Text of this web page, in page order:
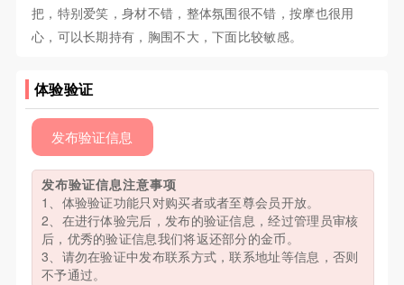
把，特别爱笑，身材不错，整体氛围很不错，按摩也很用
心，可以长期持有，胸围不大，下面比较敏感。
体验验证
发布验证信息
发布验证信息注意事项
1、体验验证功能只对购买者或者至尊会员开放。
2、在进行体验完后，发布的验证信息，经过管理员审核
后，优秀的验证信息我们将返还部分的金币。
3、请勿在验证中发布联系方式，联系地址等信息，否则
不予通过。